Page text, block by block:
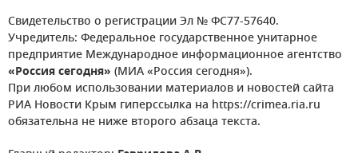
Свидетельство о регистрации Эл № ФС77-57640.
Учредитель: Федеральное государственное унитарное
предприятие Международное информационное агентство
«Россия сегодня» (МИА «Россия сегодня»).
При любом использовании материалов и новостей сайта
РИА Новости Крым гиперссылка на https://crimea.ria.ru
обязательна не ниже второго абзаца текста.